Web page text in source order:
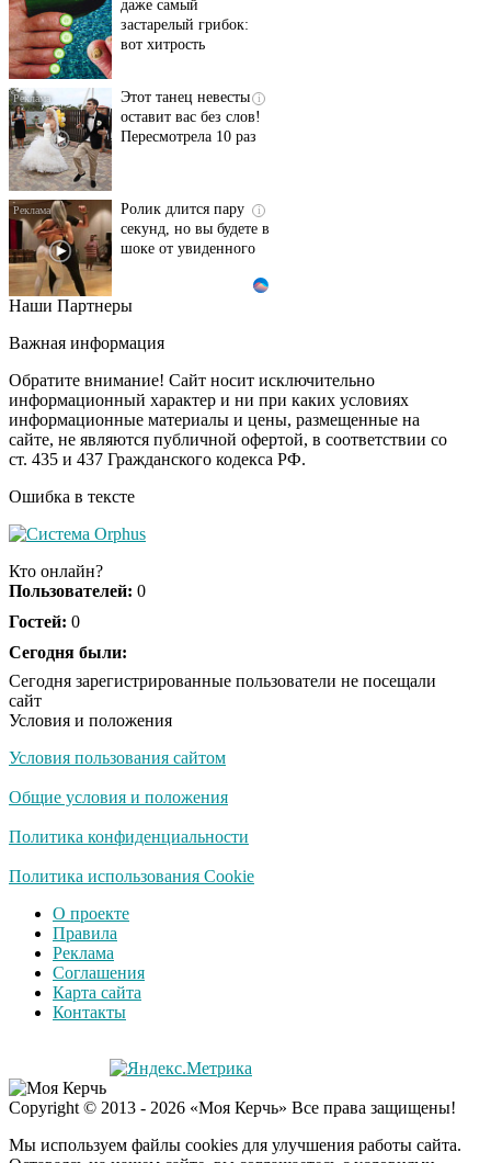
застарелый грибок:
вот хитрость
i
Этот танец невесты
оставит вас без слов!
Пересмотрела 10 раз
i
Ролик длится пару
секунд, но вы будете в
шоке от увиденного
Ролик из Омска: вы
i
Ржу не переставая, это
видео пересмотришь
не раз
Скрытая камера на
их не видят...
Ролик длится
смеяться вы будете
Королева вагона
оставит равнодушным
США — Южной
всё, что я подарил —
Наши Партнеры
Важная информация
Обратите внимание! Сайт носит исключительно
информационный характер и ни при каких условиях
информационные материалы и цены, размещенные на
сайте, не являются публичной офертой, в соответствии со
ст. 435 и 437 Гражданского кодекса РФ.
Ошибка в тексте
Кто онлайн?
Пользователей: 0
Гостей: 0
Сегодня были:
Сегодня зарегистрированные пользователи не посещали
сайт
Условия и положения
Условия пользования сайтом
Общие условия и положения
Политика конфиденциальности
Политика использования Cookie
О проекте
Правила
Реклама
Соглашения
Карта сайта
Контакты
Copyright © 2013 - 2026 «Моя Керчь» Все права защищены!
Мы используем файлы cookies для улучшения работы сайта.